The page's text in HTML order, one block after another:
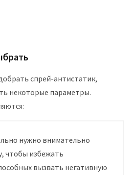
спрей-антистатик,
некоторые параметры.
нужно внимательно
чтобы избежать
вызвать негативную